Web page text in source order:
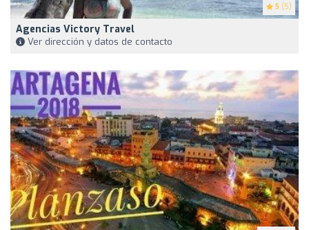
5 (5)
Agencias Victory Travel
Ver dirección y datos de contacto